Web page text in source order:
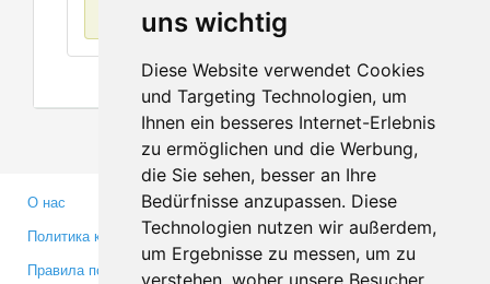
uns wichtig
Diese Website verwendet Cookies
und Targeting Technologien, um
Ihnen ein besseres Internet-Erlebnis
zu ermöglichen und die Werbung,
die Sie sehen, besser an Ihre
Bedürfnisse anzupassen. Diese
Technologien nutzen wir außerdem,
um Ergebnisse zu messen, um zu
verstehen, woher unsere Besucher
Нет данных
О нас
Политика конфиденциальности
Правила пользования
Партнерам
Инвесторам